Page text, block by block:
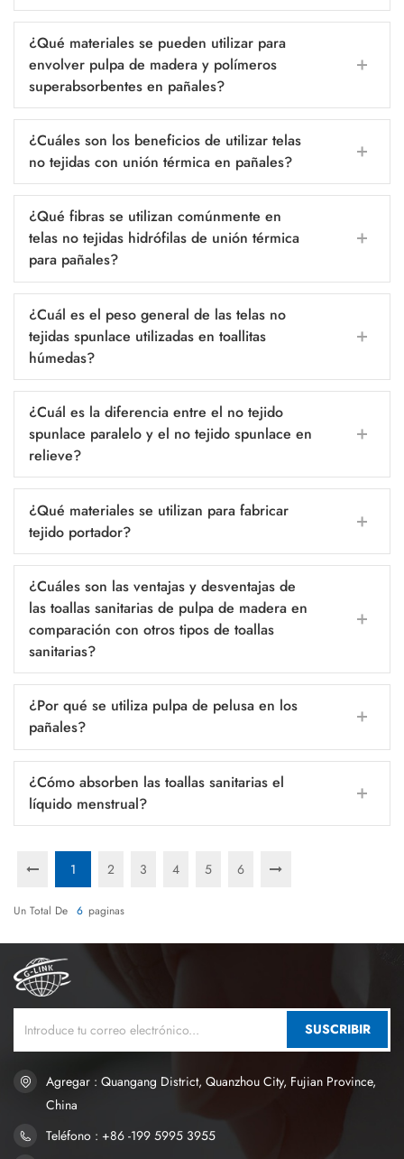
¿Qué materiales se pueden utilizar para
envolver pulpa de madera y polímeros
superabsorbentes en pañales?
¿Cuáles son los beneficios de utilizar telas
no tejidas con unión térmica en pañales?
¿Qué fibras se utilizan comúnmente en
telas no tejidas hidrófilas de unión térmica
para pañales?
¿Cuál es el peso general de las telas no
tejidas spunlace utilizadas en toallitas
húmedas?
¿Cuál es la diferencia entre el no tejido
spunlace paralelo y el no tejido spunlace en
relieve?
¿Qué materiales se utilizan para fabricar
tejido portador?
¿Cuáles son las ventajas y desventajas de
las toallas sanitarias de pulpa de madera en
comparación con otros tipos de toallas
sanitarias?
¿Por qué se utiliza pulpa de pelusa en los
pañales?
¿Cómo absorben las toallas sanitarias el
líquido menstrual?
1 2 3 4 5 6
Un Total De 6 Paginas
SUSCRIBIR
Agregar : Quangang District, Quanzhou City, Fujian Province,
China
Teléfono : +86 -199 5995 3955